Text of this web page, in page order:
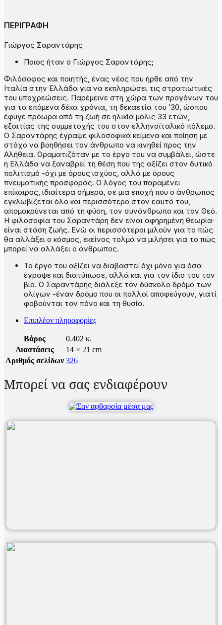
ΠΕΡΙΓΡΑΦΗ
Γιώργος Σαραντάρης
Ποιος ήταν ο Γιώργος Σαραντάρης;
Φιλόσοφος και ποιητής, ένας νέος που ήρθε από την
Ιταλία στην Ελλάδα για να εκπληρώσει τις στρατιωτικές
του υποχρεώσεις. Παρέμεινε στη χώρα των προγόνων του
για τα επόμενα δέκα χρόνια, τη δεκαετία του ’30, ώσπου
έφυγε πρόωρα από τη ζωή σε ηλικία μόλις 33 ετών,
εξαιτίας της συμμετοχής του στον ελληνοϊταλικό πόλεμο.
Ο Σαραντάρης έγραψε φιλοσοφικά κείμενα και ποίηση με
στόχο να βοηθήσει τον άνθρωπο να κινηθεί προς την
Αλήθεια. Οραματιζόταν με το έργο του να συμβάλει, ώστε
η Ελλάδα να ξαναβρεί τη θέση που της αξίζει στον δυτικό
πολιτισμό -όχι με όρους ισχύος, αλλά με όρους
πνευματικής προσφοράς. Ο λόγος του παραμένει
επίκαιρος, ιδιαίτερα σήμερα, σε μια εποχή που ο άνθρωπος
εγκλωβίζεται όλο και περισσότερο στον εαυτό του,
απομακρύνεται από τη φύση, τον συνάνθρωπο και τον Θεό.
Η φιλοσοφία του Σαραντάρη δεν είναι αφηρημένη θεωρία·
είναι στάση ζωής. Ενώ οι περισσότεροι μιλούν για το πώς
θα αλλάξει ο κόσμος, εκείνος τολμά να μιλήσει για το πώς
μπορεί να αλλάξει ο άνθρωπος.
Το έργο του αξίζει να διαβαστεί όχι μόνο για όσα
έγραψε και διατύπωσε, αλλά και για τον ίδιο του τον
βίο. Ο Σαραντάρης διάλεξε τον δύσκολο δρόμο των
ολίγων -έναν δρόμο που οι πολλοί αποφεύγουν, γιατί
φοβούνται τον πόνο και τη θυσία.
Επιπλέον πληροφορίες
Βάρος
0.402 κ.
Διαστάσεις
14 × 21 cm
Αριθμός σελίδων 326
Μπορεί να σας ενδιαφέρουν